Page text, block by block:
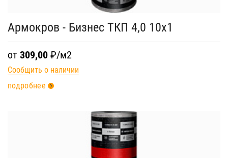
Армокров - Бизнес ТКП 4,0 10х1
от 309,00 ₽/м2
Сообщить о наличии
подробнее